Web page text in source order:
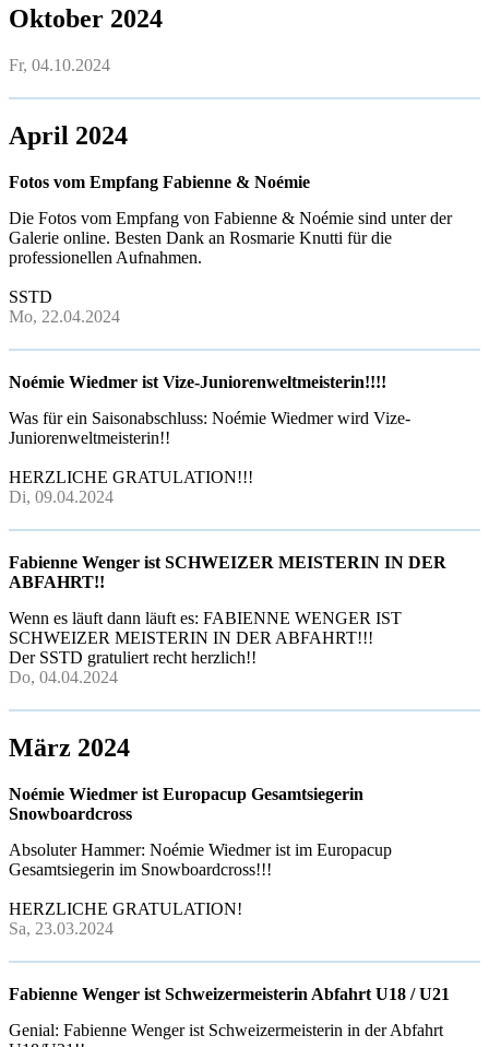
Oktober 2024
Fr, 04.10.2024
April 2024
Fotos vom Empfang Fabienne & Noémie
Die Fotos vom Empfang von Fabienne & Noémie sind unter der
Galerie online. Besten Dank an Rosmarie Knutti für die
professionellen Aufnahmen.
SSTD
Mo, 22.04.2024
Noémie Wiedmer ist Vize-Juniorenweltmeisterin!!!!
Was für ein Saisonabschluss: Noémie Wiedmer wird Vize-
Juniorenweltmeisterin!!
HERZLICHE GRATULATION!!!
Di, 09.04.2024
Fabienne Wenger ist SCHWEIZER MEISTERIN IN DER
ABFAHRT!!
Wenn es läuft dann läuft es: FABIENNE WENGER IST
SCHWEIZER MEISTERIN IN DER ABFAHRT!!!
Der SSTD gratuliert recht herzlich!!
Do, 04.04.2024
März 2024
Noémie Wiedmer ist Europacup Gesamtsiegerin
Snowboardcross
Absoluter Hammer: Noémie Wiedmer ist im Europacup
Gesamtsiegerin im Snowboardcross!!!
HERZLICHE GRATULATION!
Sa, 23.03.2024
Fabienne Wenger ist Schweizermeisterin Abfahrt U18 / U21
Genial: Fabienne Wenger ist Schweizermeisterin in der Abfahrt